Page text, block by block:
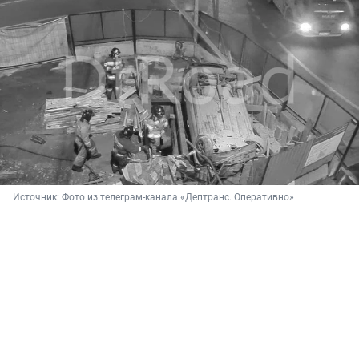
Источник: Фото из телеграм-канала «Дептранс. Оперативно»